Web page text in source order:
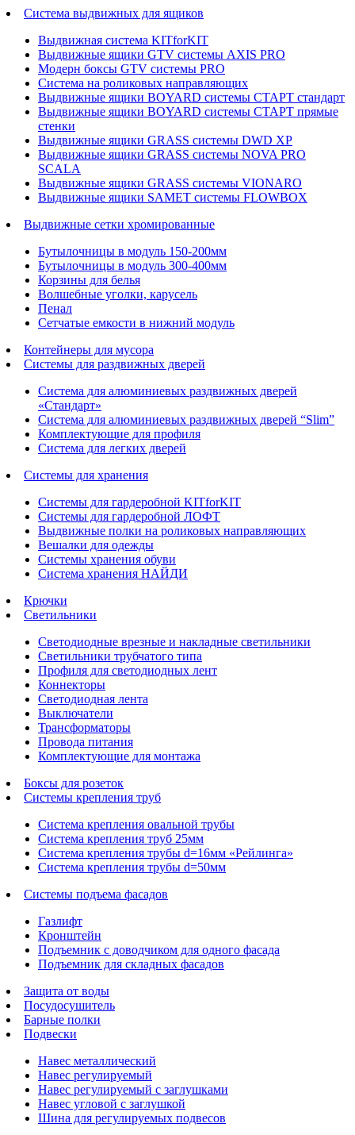
Система выдвижных для ящиков
Выдвижная система KITforKIT
Выдвижные ящики GTV системы AXIS PRO
Модерн боксы GTV системы PRO
Система на роликовых направляющих
Выдвижные ящики BOYARD системы СТАРТ стандарт
Выдвижные ящики BOYARD системы СТАРТ прямые
стенки
Выдвижные ящики GRASS системы DWD XP
Выдвижные ящики GRASS системы NOVA PRO
SCALA
Выдвижные ящики GRASS системы VIONARO
Выдвижные ящики SAMET системы FLOWBOX
Выдвижные сетки хромированные
Бутылочницы в модуль 150-200мм
Бутылочницы в модуль 300-400мм
Корзины для белья
Волшебные уголки, карусель
Пенал
Cетчатые емкости в нижний модуль
Контейнеры для мусора
Системы для раздвижных дверей
Система для алюминиевых раздвижных дверей
«Стандарт»
Система для алюминиевых раздвижных дверей “Slim”
Комплектующие для профиля
Система для легких дверей
Системы для хранения
Системы для гардеробной KITforKIT
Системы для гардеробной ЛОФТ
Выдвижные полки на роликовых направляющих
Вешалки для одежды
Системы хранения обуви
Система хранения НАЙДИ
Крючки
Светильники
Светодиодные врезные и накладные светильники
Светильники трубчатого типа
Профиля для светодиодных лент
Коннекторы
Светодиодная лента
Выключатели
Трансформаторы
Провода питания
Комплектующие для монтажа
Боксы для розеток
Системы крепления труб
Система крепления овальной трубы
Система крепления труб 25мм
Система крепления трубы d=16мм «Рейлинга»
Система крепления трубы d=50мм
Системы подъема фасадов
Газлифт
Кронштейн
Подъемник с доводчиком для одного фасада
Подъемник для складных фасадов
Защита от воды
Посудосушитель
Барные полки
Подвески
Навес металлический
Навес регулируемый
Навес регулируемый с заглушками
Навес угловой с заглушкой
Шина для регулируемых подвесов